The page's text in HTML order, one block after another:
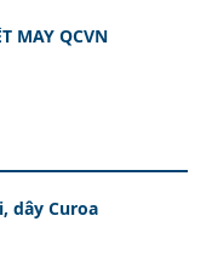
MAY QCVN
dây Curoa